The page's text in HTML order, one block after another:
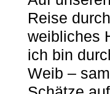
Reise
weibliches
ich bin
Weib –